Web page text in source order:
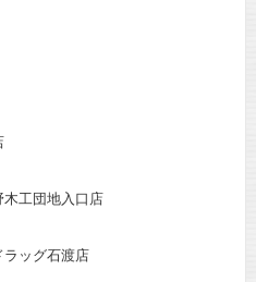
工団地入口店
ラッグ石渡店